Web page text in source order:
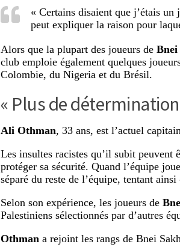
« Certains disaient que j’étais un
peut expliquer la raison pour
Alors que la plupart des joueurs de
club emploie également quelques
Colombie, du Nigeria et du Brésil.
« Plus de
Ali Othman, 33 ans, est l’actuel
Les insultes racistes qu’il subit peuvent
protéger sa sécurité. Quand l’équipe
séparé du reste de l’équipe, tentant
Selon son expérience, les joueurs de
Palestiniens sélectionnés par d’autres
Othman a rejoint les rangs de Bnei